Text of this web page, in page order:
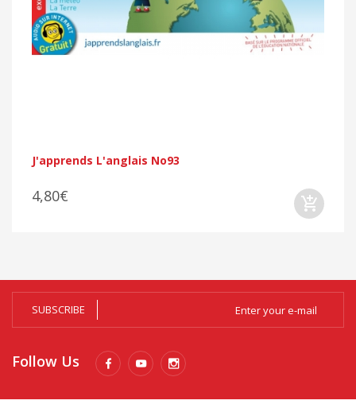
J'apprends L'anglais No93
4,80€
SUBSCRIBE
Follow Us